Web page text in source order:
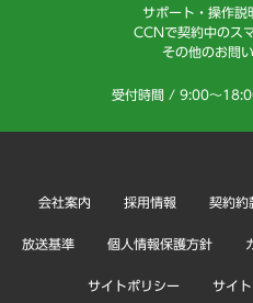
サポート・操作説
CCNで契約中のス
その他のお問
受付時間 / 9:00～
会社案内 採用情報 契約約
放送基準 個人情報保護方針
サイトポリシー サイ